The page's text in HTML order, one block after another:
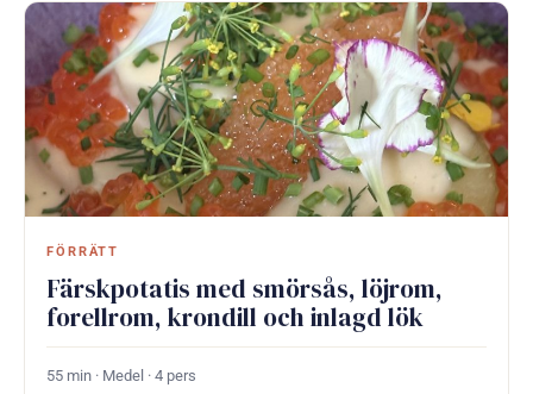
FÖRRÄTT
Färskpotatis med smörsås, löjrom,
forellrom, krondill och inlagd lök
55 min · Medel · 4 pers